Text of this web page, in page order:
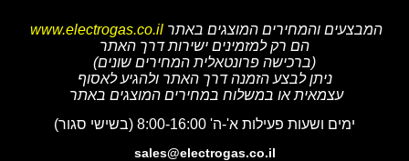
המבצעים והמחירים המוצגים באתר www.electrogas.co.il
הם רק למזמינים ישירות דרך האתר
(ברכישה פרונטאלית המחירים שונים)
ניתן לבצע הזמנה דרך האתר ולהגיע לאסוף
עצמאית או במשלוח במחירים המוצגים באתר
ימים ושעות פעילות א'-ה' 8:00-16:00 (בשישי סגור)
sales@electrogas.co.il